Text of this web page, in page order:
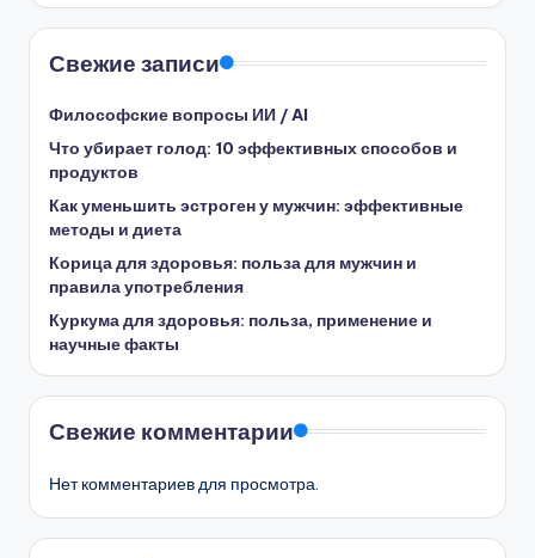
Свежие записи
Философские вопросы ИИ / AI
Что убирает голод: 10 эффективных способов и
продуктов
Как уменьшить эстроген у мужчин: эффективные
методы и диета
Корица для здоровья: польза для мужчин и
правила употребления
Куркума для здоровья: польза, применение и
научные факты
Свежие комментарии
Нет комментариев для просмотра.